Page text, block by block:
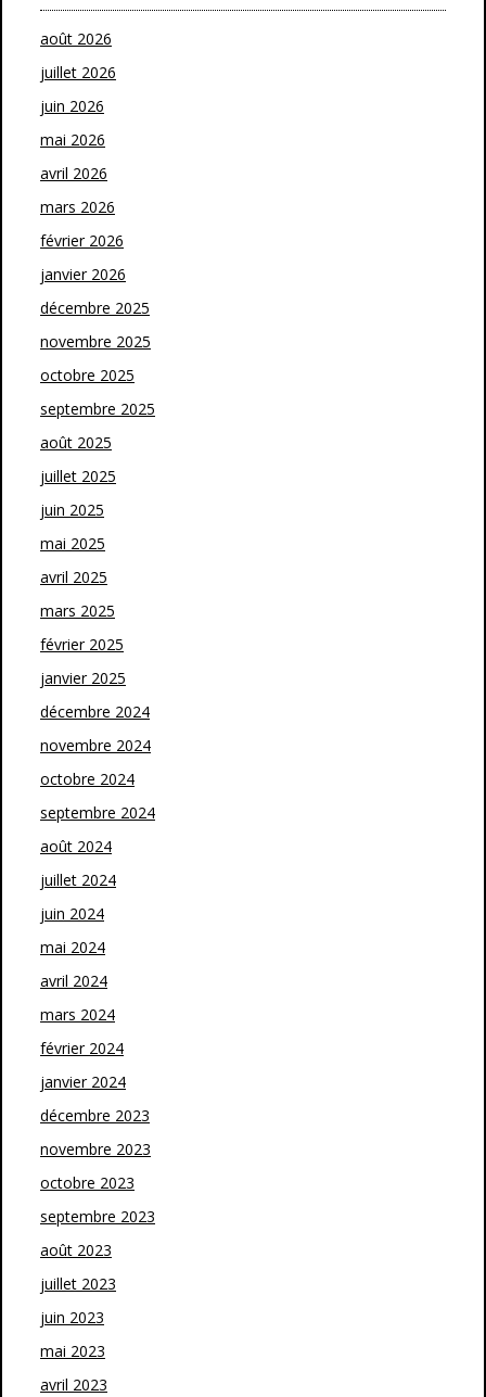
août 2026
juillet 2026
juin 2026
mai 2026
avril 2026
mars 2026
février 2026
janvier 2026
décembre 2025
novembre 2025
octobre 2025
septembre 2025
août 2025
juillet 2025
juin 2025
mai 2025
avril 2025
mars 2025
février 2025
janvier 2025
décembre 2024
novembre 2024
octobre 2024
septembre 2024
août 2024
juillet 2024
juin 2024
mai 2024
avril 2024
mars 2024
février 2024
janvier 2024
décembre 2023
novembre 2023
octobre 2023
septembre 2023
août 2023
juillet 2023
juin 2023
mai 2023
avril 2023